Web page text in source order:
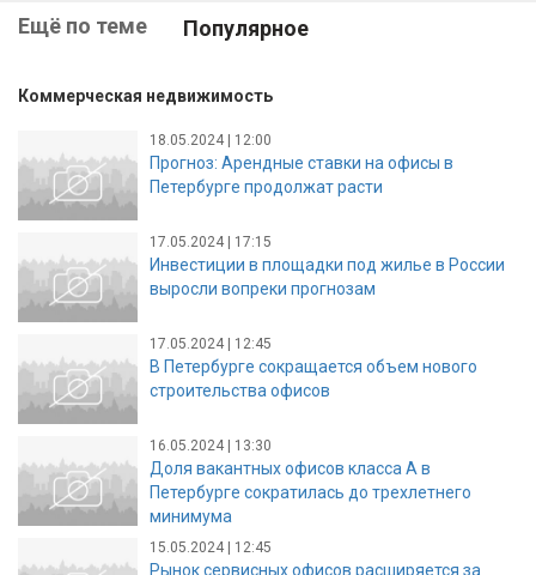
Ещё по теме Популярное
Коммерческая недвижимость
18.05.2024 | 12:00
Прогноз: Арендные ставки на офисы в
Петербурге продолжат расти
17.05.2024 | 17:15
Инвестиции в площадки под жилье в России
выросли вопреки прогнозам
17.05.2024 | 12:45
В Петербурге сокращается объем нового
строительства офисов
16.05.2024 | 13:30
Доля вакантных офисов класса А в
Петербурге сократилась до трехлетнего
минимума
15.05.2024 | 12:45
Рынок сервисных офисов расширяется за